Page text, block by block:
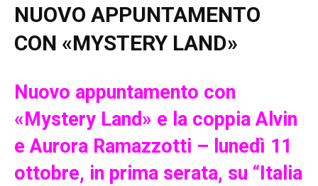
NUOVO APPUNTAMENTO
CON «MYSTERY LAND»
Nuovo appuntamento con
«Mystery Land» e la coppia Alvin
e Aurora Ramazzotti – lunedì 11
ottobre, in prima serata, su “Italia